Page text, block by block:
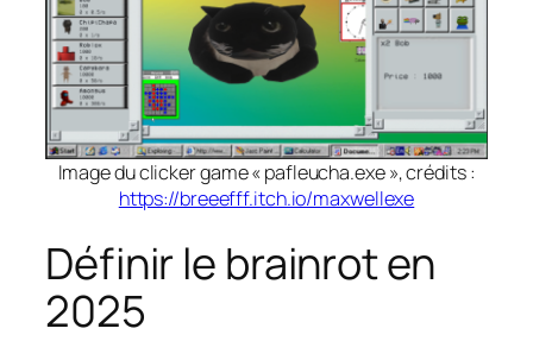
Image du clicker game « pafleucha.exe », crédits :
https://breeefff.itch.io/maxwellexe
Définir le brainrot en
2025